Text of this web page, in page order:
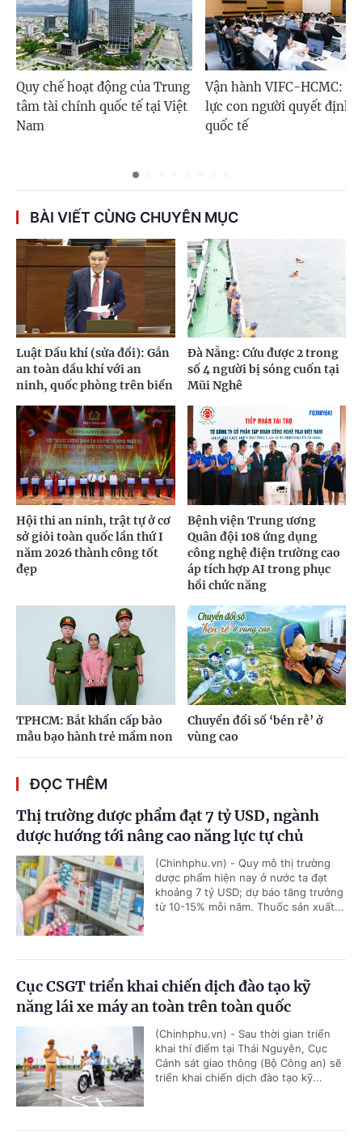
Quy chế hoạt động của Trung
tâm tài chính quốc tế tại Việt
Nam
Vận hành VIFC-HCMC:
lực con người quyết định
quốc tế
BÀI VIẾT CÙNG CHUYÊN MỤC
Luật Dầu khí (sửa đổi): Gắn
an toàn dầu khí với an
ninh, quốc phòng trên biển
Đà Nẵng: Cứu được 2 trong
số 4 người bị sóng cuốn tại
Mũi Nghê
Hội thi an ninh, trật tự ở cơ
sở giỏi toàn quốc lần thứ I
năm 2026 thành công tốt
đẹp
Bệnh viện Trung ương
Quân đội 108 ứng dụng
công nghệ điện trường cao
áp tích hợp AI trong phục
hồi chức năng
TPHCM: Bắt khẩn cấp bảo
mẫu bạo hành trẻ mầm non
Chuyển đổi số ‘bén rễ’ ở
vùng cao
ĐỌC THÊM
Thị trường dược phẩm đạt 7 tỷ USD, ngành
dược hướng tới nâng cao năng lực tự chủ
(Chinhphu.vn) - Quy mô thị trường
dược phẩm hiện nay ở nước ta đạt
khoảng 7 tỷ USD; dự báo tăng trưởng
từ 10-15% mỗi năm. Thuốc sản xuất...
Cục CSGT triển khai chiến dịch đào tạo kỹ
năng lái xe máy an toàn trên toàn quốc
(Chinhphu.vn) - Sau thời gian triển
khai thí điểm tại Thái Nguyên, Cục
Cảnh sát giao thông (Bộ Công an) sẽ
triển khai chiến dịch đào tạo kỹ...